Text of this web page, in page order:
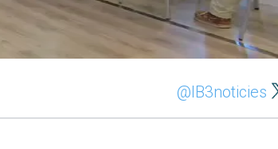
@IB3noticies